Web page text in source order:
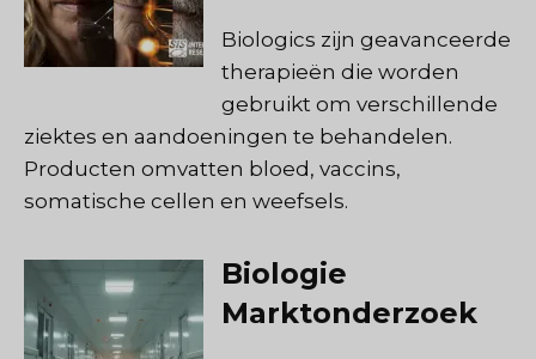
Biologics zijn geavanceerde
therapieën die worden
gebruikt om verschillende
ziektes en aandoeningen te behandelen.
Producten omvatten bloed, vaccins,
somatische cellen en weefsels.
Biologie
Marktonderzoek